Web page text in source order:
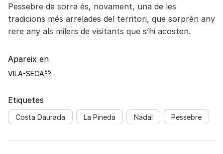
Pessebre de sorra és, novament, una de les
tradicions més arrelades del territori, que sorprèn any
rere any als milers de visitants que s’hi acosten.
Apareix en
VILA-SECA55
Etiquetes
Costa Daurada La Pineda Nadal Pessebre